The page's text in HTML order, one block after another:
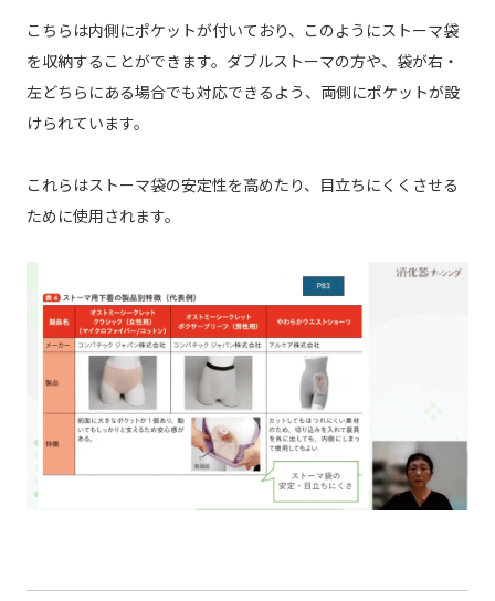
こちらは内側にポケットが付いており、このようにストーマ袋
を収納することができます。ダブルストーマの方や、袋が右・
左どちらにある場合でも対応できるよう、両側にポケットが設
けられています。
これらはストーマ袋の安定性を高めたり、目立ちにくくさせる
ために使用されます。